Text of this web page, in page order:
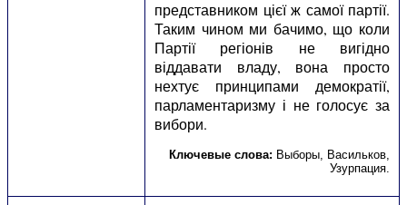
представником цієї ж самої партії.
Таким чином ми бачимо, що коли
Партії регіонів не вигідно
віддавати владу, вона просто
нехтує принципами демократії,
парламентаризму і не голосує за
вибори.
Ключевые слова: Выборы Васильков
Узурпация